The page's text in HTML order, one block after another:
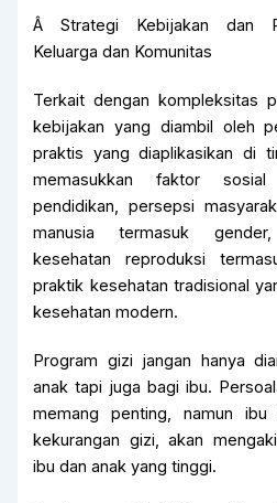
Â Strategi Kebijakan dan
Keluarga dan Komunitas
Terkait dengan kompleksitas
kebijakan yang diambil oleh
praktis yang diaplikasikan di
memasukkan faktor sosial
pendidikan, persepsi
manusia termasuk
kesehatan reproduksi
praktik kesehatan tradisional
kesehatan modern.
Program gizi jangan hanya
anak tapi juga bagi ibu.
memang penting, namun ibu
kekurangan gizi, akan
ibu dan anak yang tinggi.